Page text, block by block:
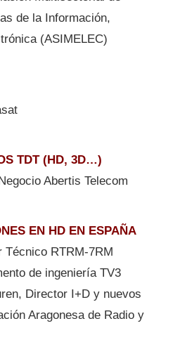
de la Información,
(ASIMELEC)
TDT (HD, 3D…)
Abertis Telecom
EN HD EN ESPAÑA
Técnico RTRM-7RM
de ingeniería TV3
Director I+D y nuevos
Aragonesa de Radio y